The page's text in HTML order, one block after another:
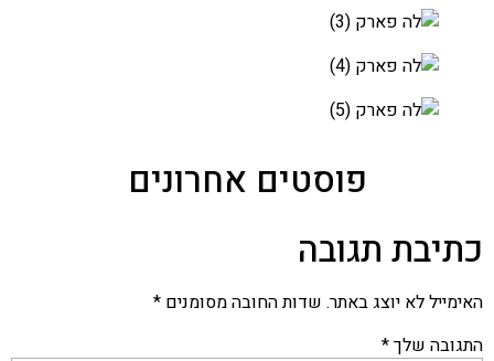
פוסטים אחרונים
כתיבת תגובה
האימייל לא יוצג באתר. שדות החובה מסומנים *
התגובה שלך*